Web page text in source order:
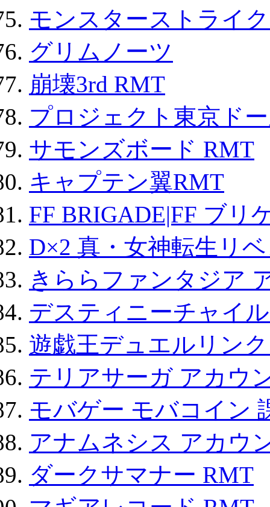
モンスターストライ
グリムノーツ
崩壊3rd RMT
プロジェクト東京ド
サモンズボード RMT
キャプテン翼RMT
FF BRIGADE|FF ブリ
D×2 真・女神転生リ
きららファンタジア
デスティニーチャイ
遊戯王デュエルリン
テリアサーガ アカウ
モバゲー モバコイン
アナムネシス アカウ
ダークサマナー RMT